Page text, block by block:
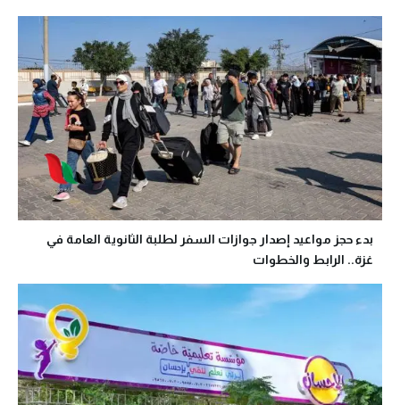
بدء حجز مواعيد إصدار جوازات السفر لطلبة الثانوية العامة في
غزة.. الرابط والخطوات